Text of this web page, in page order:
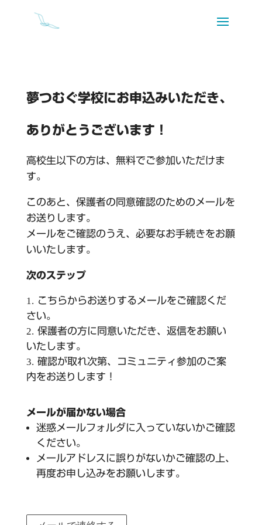
夢つむぐ学校にお申込みいただき、
ありがとうございます！
高校生以下の方は、無料でご参加いただけま
す。
このあと、保護者の同意確認のためのメールを
お送りします。
メールをご確認のうえ、必要なお手続きをお願
いいたします。
次のステップ
こちらからお送りするメールをご確認くだ
さい。
保護者の方に同意いただき、返信をお願い
いたします。
確認が取れ次第、コミュニティ参加のご案
内をお送りします！
メールが届かない場合
迷惑メールフォルダに入っていないかご確認
ください。
メールアドレスに誤りがないかご確認の上、
再度お申し込みをお願いします。